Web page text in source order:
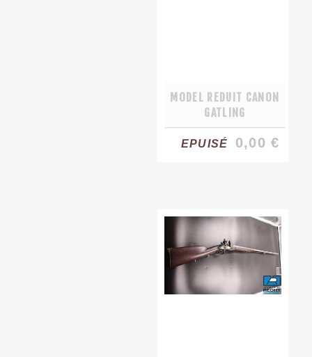
MODEL REDUIT CANON
GATLING
EPUISÉ 0,00 €